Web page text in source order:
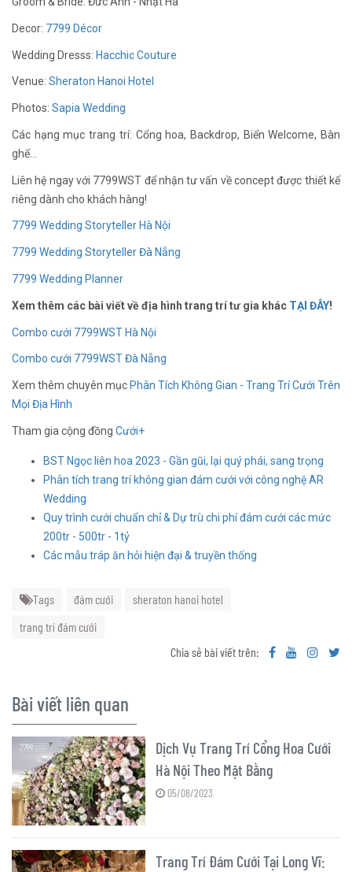
Decor: 7799 Décor
Wedding Dresss: Hacchic Couture
Venue: Sheraton Hanoi Hotel
Photos: Sapia Wedding
Các hạng mục trang trí: Cổng hoa, Backdrop, Biển Welcome, Bàn
ghế…
Liên hệ ngay với 7799WST để nhận tư vấn về concept được thiết kế
riêng dành cho khách hàng!
7799 Wedding Storyteller Hà Nội
7799 Wedding Storyteller Đà Nẵng
7799 Wedding Planner
Xem thêm các bài viết về địa hình trang trí tư gia khác TẠI ĐÂY!
Combo cưới 7799WST Hà Nội
Combo cưới 7799WST Đà Nẵng
Xem thêm chuyên mục Phân Tích Không Gian - Trang Trí Cưới Trên
Mọi Địa Hình
Tham gia cộng đồng Cưới+
BST Ngọc liên hoa 2023 - Gần gũi, lại quý phái, sang trọng
Phân tích trang trí không gian đám cưới với công nghệ AR
Wedding
Quy trình cưới chuẩn chỉ & Dự trù chi phí đám cưới các mức
200tr - 500tr - 1tỷ
Các mẫu tráp ăn hỏi hiện đại & truyền thống
Tags đám cưới
sheraton hanoi hotel
trang trí đám cưới
Chia sẻ bài viết trên:
Bài viết liên quan
Dịch Vụ Trang Trí Cổng Hoa Cưới
Hà Nội Theo Mặt Bằng
05/08/2023
Trang Trí Đám Cưới Tại Long Vĩ: